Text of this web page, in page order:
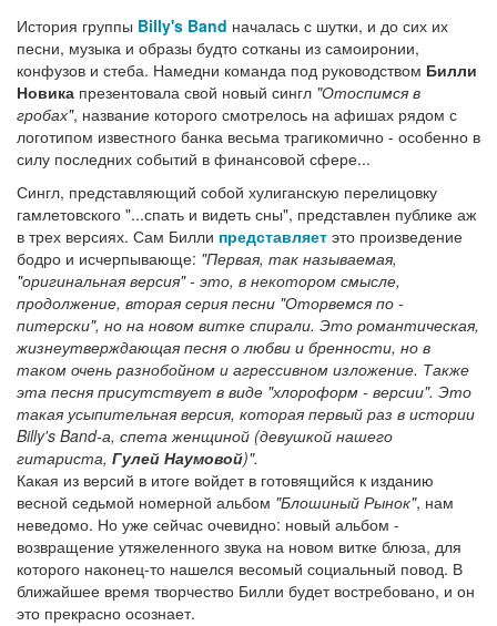
История группы Billy's Band началась с шутки, и до сих их
песни, музыка и образы будто сотканы из самоиронии,
конфузов и стеба. Намедни команда под руководством Билли
Новика презентовала свой новый сингл "Отоспимся в
гробах", название которого смотрелось на афишах рядом с
логотипом известного банка весьма трагикомично - особенно в
силу последних событий в финансовой сфере...
Сингл, представляющий собой хулиганскую перелицовку
гамлетовского "...спать и видеть сны", представлен публике аж
в трех версиях. Сам Билли представляет это произведение
бодро и исчерпывающе: "Первая, так называемая,
"оригинальная версия" - это, в некотором смысле,
продолжение, вторая серия песни "Оторвемся по -
питерски", но на новом витке спирали. Это романтическая,
жизнеутверждающая песня о любви и бренности, но в
таком очень разнобойном и агрессивном изложение. Также
эта песня присутствует в виде "хлороформ - версии". Это
такая усыпительная версия, которая первый раз в истории
Billy's Band-а, спета женщиной (девушкой нашего
гитариста, Гулей Наумовой)".
Какая из версий в итоге войдет в готовящийся к изданию
весной седьмой номерной альбом "Блошиный Рынок", нам
неведомо. Но уже сейчас очевидно: новый альбом -
возвращение утяжеленного звука на новом витке блюза, для
которого наконец-то нашелся весомый социальный повод. В
ближайшее время творчество Билли будет востребовано, и он
это прекрасно осознает.